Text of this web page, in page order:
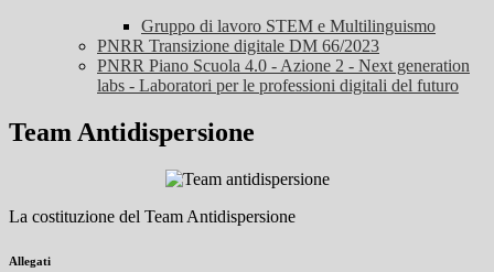
Gruppo di lavoro STEM e Multilinguismo
PNRR Transizione digitale DM 66/2023
PNRR Piano Scuola 4.0 - Azione 2 - Next generation
labs - Laboratori per le professioni digitali del futuro
Team Antidispersione
La costituzione del Team Antidispersione
Allegati